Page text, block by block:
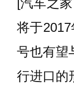
[汽车之
将于
号也有望
行进口的